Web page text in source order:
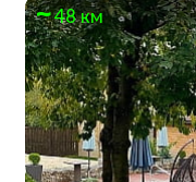
48 км